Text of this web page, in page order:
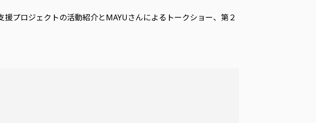
プロジェクトの活動紹介とMAYUさんによるトークショー、第２